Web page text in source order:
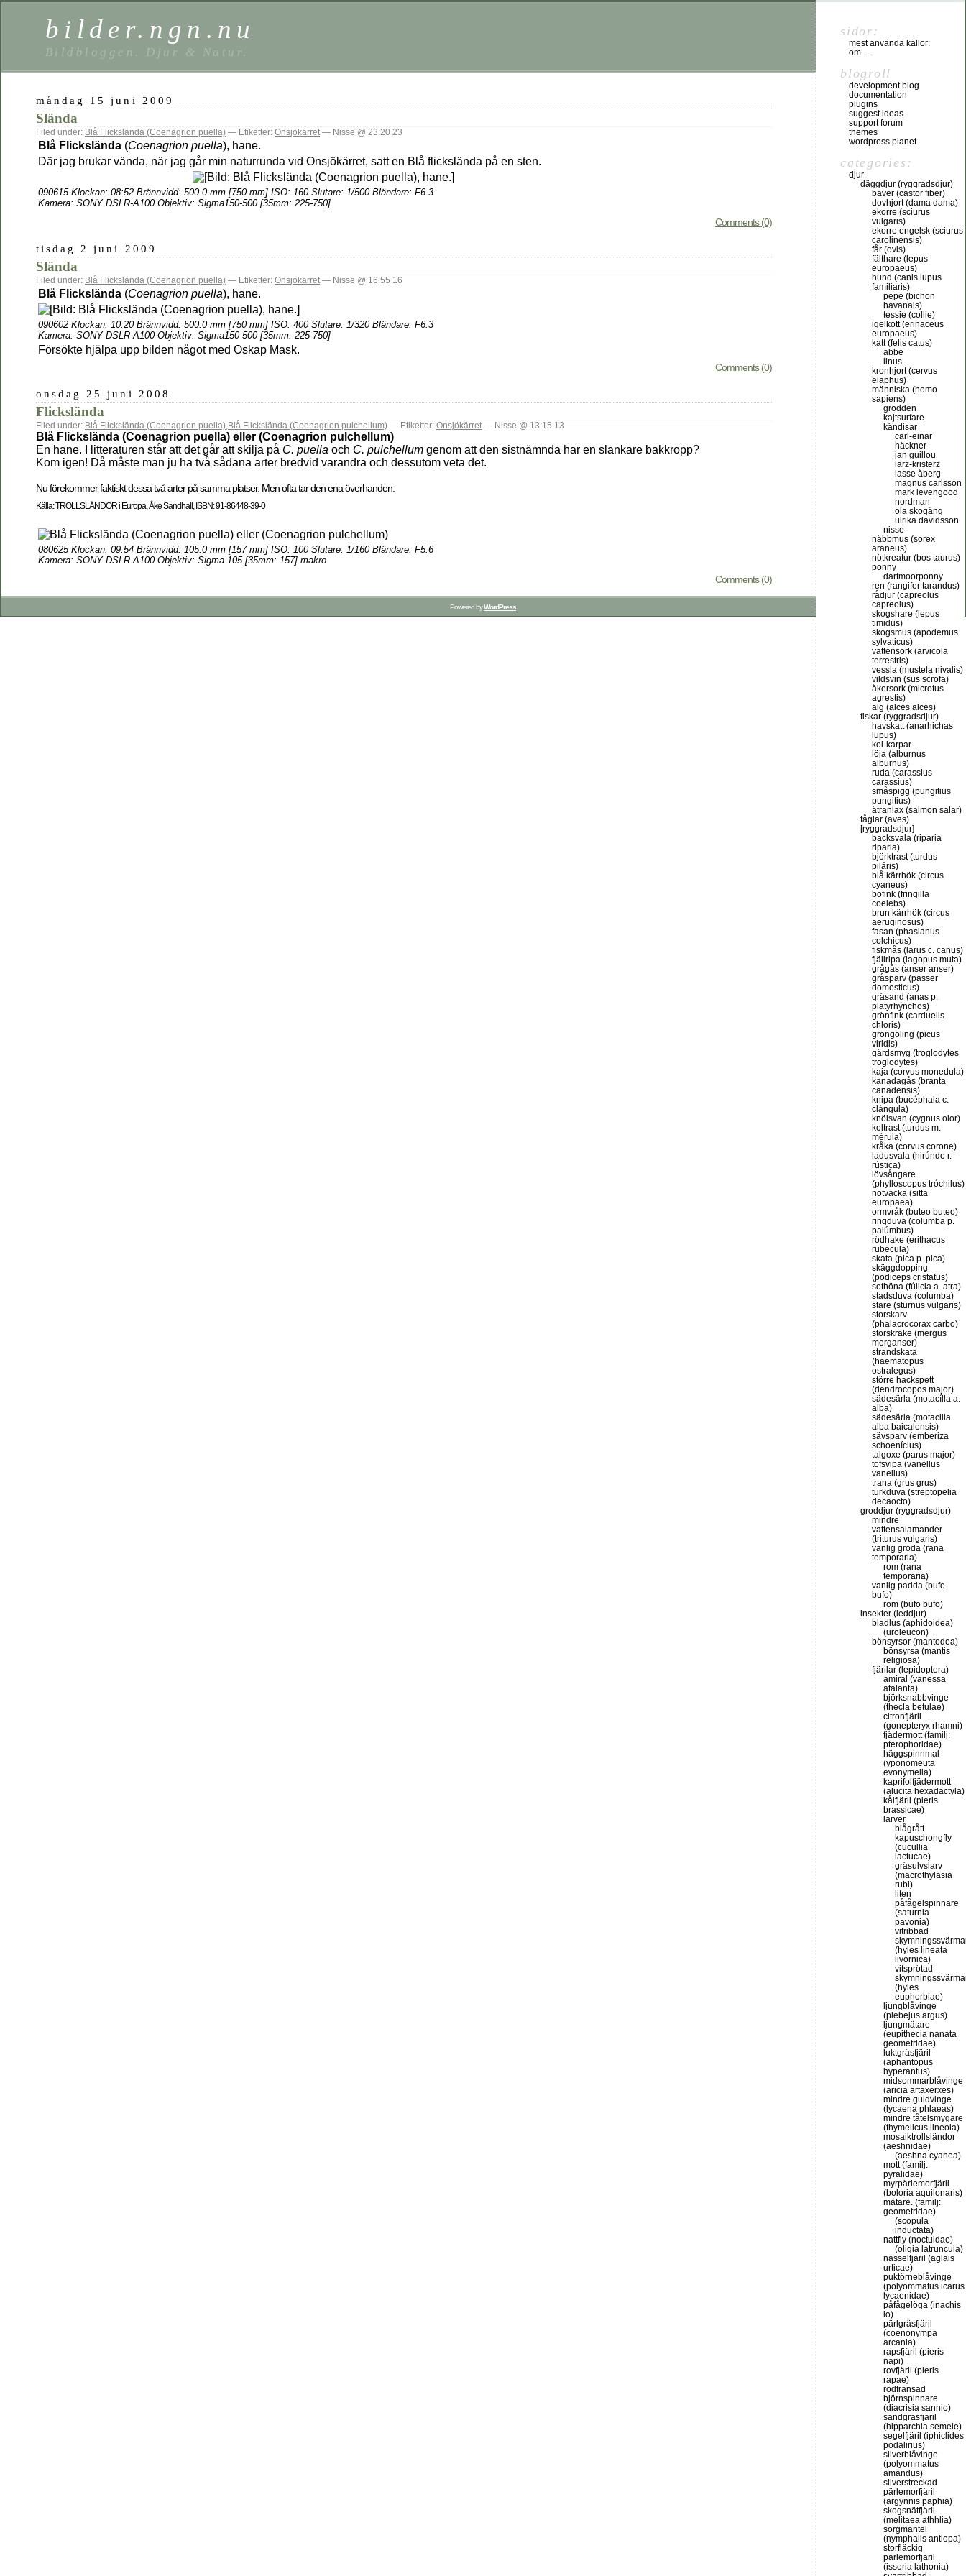
bilder.ngn.nu
Bildbloggen. Djur & Natur.
måndag 15 juni 2009
Slända
Filed under: Blå Flickslända (Coenagrion puella) — Etiketter: Onsjökärret— Nisse @ 23:20 23
Blå Flickslända (Coenagrion puella), hane.
Där jag brukar vända, när jag går min naturrunda vid Onsjökärret, satt en Blå flickslända på en sten.
090615 Klockan: 08:52 Brännvidd: 500.0 mm [750 mm] ISO: 160 Slutare: 1/500 Bländare: F6.3
Kamera: SONY DSLR-A100 Objektiv: Sigma150-500 [35mm: 225-750]
Comments (0)
tisdag 2 juni 2009
Slända
Filed under: Blå Flickslända (Coenagrion puella) — Etiketter: Onsjökärret— Nisse @ 16:55 16
Blå Flickslända (Coenagrion puella), hane.
090602 Klockan: 10:20 Brännvidd: 500.0 mm [750 mm] ISO: 400 Slutare: 1/320 Bländare: F6.3
Kamera: SONY DSLR-A100 Objektiv: Sigma150-500 [35mm: 225-750]
Försökte hjälpa upp bilden något med Oskap Mask.
Comments (0)
onsdag 25 juni 2008
Flickslända
Filed under: Blå Flickslända (Coenagrion puella),Blå Flickslända (Coenagrion pulchellum) — Etiketter: Onsjökärret— Nisse @ 13:15 13
Blå Flickslända (Coenagrion puella) eller (Coenagrion pulchellum)
En hane. I litteraturen står att det går att skilja på C. puella och C. pulchellum genom att den sistnämnda har en slankare bakkropp?
Kom igen! Då måste man ju ha två sådana arter bredvid varandra och dessutom veta det.
Nu förekommer faktiskt dessa två arter på samma platser. Men ofta tar den ena överhanden.
Källa: TROLLSLÄNDOR i Europa, Åke Sandhall, ISBN: 91-86448-39-0
080625 Klockan: 09:54 Brännvidd: 105.0 mm [157 mm] ISO: 100 Slutare: 1/160 Bländare: F5.6
Kamera: SONY DSLR-A100 Objektiv: Sigma 105 [35mm: 157] makro
Comments (0)
sidor:
mest använda källor:
om…
blogroll
development blog
documentation
plugins
suggest ideas
support forum
themes
wordpress planet
categories:
djur
däggdjur (ryggradsdjur)
bäver (castor fiber)
dovhjort (dama dama)
ekorre (sciurus
vulgaris)
ekorre engelsk (sciurus
carolinensis)
får (ovis)
fälthare (lepus
europaeus)
hund (canis lupus
familiaris)
pepe (bichon
havanais)
tessie (collie)
igelkott (erinaceus
europaeus)
katt (felis catus)
abbe
linus
kronhjort (cervus
elaphus)
människa (homo
sapiens)
grodden
kajtsurfare
kändisar
carl-einar
häckner
jan guillou
larz-kristerz
lasse åberg
magnus carlsson
mark levengood
nordman
ola skogäng
ulrika davidsson
nisse
näbbmus (sorex
araneus)
nötkreatur (bos taurus)
ponny
dartmoorponny
ren (rangifer tarandus)
rådjur (capreolus
capreolus)
skogshare (lepus
timidus)
skogsmus (apodemus
sylvaticus)
vattensork (arvicola
terrestris)
vessla (mustela nivalis)
vildsvin (sus scrofa)
åkersork (microtus
agrestis)
älg (alces alces)
fiskar (ryggradsdjur)
havskatt (anarhichas
lupus)
koi-karpar
löja (alburnus
alburnus)
ruda (carassius
carassius)
småspigg (pungitius
pungitius)
ätranlax (salmon salar)
fåglar (aves)
[ryggradsdjur]
backsvala (riparia
riparia)
björktrast (turdus
piláris)
blå kärrhök (circus
cyaneus)
bofink (fringilla
coelebs)
brun kärrhök (circus
aeruginosus)
fasan (phasianus
colchicus)
fiskmås (larus c. canus)
fjällripa (lagopus muta)
grågås (anser anser)
gråsparv (passer
domesticus)
gräsand (anas p.
platyrhýnchos)
grönfink (carduelis
chloris)
gröngöling (picus
viridis)
gärdsmyg (troglodytes
troglodytes)
kaja (corvus monedula)
kanadagås (branta
canadensis)
knipa (bucéphala c.
clángula)
knölsvan (cygnus olor)
koltrast (turdus m.
mérula)
kråka (corvus corone)
ladusvala (hirúndo r.
rústica)
lövsångare
(phylloscopus tróchilus)
nötväcka (sitta
europaea)
ormvråk (buteo buteo)
ringduva (columba p.
palúmbus)
rödhake (erithacus
rubecula)
skata (pica p. pica)
skäggdopping
(podiceps cristatus)
sothöna (fúlicia a. atra)
stadsduva (columba)
stare (sturnus vulgaris)
storskarv
(phalacrocorax carbo)
storskrake (mergus
merganser)
strandskata
(haematopus
ostralegus)
större hackspett
(dendrocopos major)
sädesärla (motacílla a.
alba)
sädesärla (motacilla
alba baicalensis)
sävsparv (emberiza
schoeníclus)
talgoxe (parus major)
tofsvipa (vanellus
vanellus)
trana (grus grus)
turkduva (streptopelia
decaocto)
groddjur (ryggradsdjur)
mindre
vattensalamander
(triturus vulgaris)
vanlig groda (rana
temporaria)
rom (rana
temporaria)
vanlig padda (bufo
bufo)
rom (bufo bufo)
insekter (leddjur)
bladlus (aphidoidea)
(uroleucon)
bönsyrsor (mantodea)
bönsyrsa (mantis
religiosa)
fjärilar (lepidoptera)
amiral (vanessa
atalanta)
björksnabbvinge
(thecla betulae)
citronfjäril
(gonepteryx rhamni)
fjädermott (familj:
pterophoridae)
häggspinnmal
(yponomeuta
evonymella)
kaprifolfjädermott
(alucita hexadactyla)
kålfjäril (pieris
brassicae)
larver
blågrått
kapuschongfly
(cucullia
lactucae)
gräsulvslarv
(macrothylasia
rubi)
liten
påfågelspinnare
(saturnia
pavonia)
vitribbad
(hyles lineata
livornica)
vitsprötad
(hyles
euphorbiae)
ljungblåvinge
(plebejus argus)
ljungmätare
(eupithecia nanata
geometridae)
luktgräsfjäril
(aphantopus
hyperantus)
midsommarblåvinge
(aricia artaxerxes)
mindre guldvinge
(lycaena phlaeas)
mindre tåtelsmygare
(thymelicus lineola)
mosaiktrollsländor
(aeshnidae)
(aeshna cyanea)
mott (familj:
pyralidae)
myrpärlemorfjäril
(boloria aquilonaris)
mätare. (familj:
geometridae)
(scopula
inductata)
nattfly (noctuidae)
(oligia latruncula)
nässelfjäril (aglais
urticae)
puktörneblåvinge
(polyommatus icarus
lycaenidae)
påfågelöga (inachis
io)
pärlgräsfjäril
(coenonympa
arcania)
rapsfjäril (pieris
napi)
rovfjäril (pieris
rapae)
rödfransad
björnspinnare
(diacrisia sannio)
sandgräsfjäril
(hipparchia semele)
segelfjäril (iphiclides
podalirius)
silverblåvinge
(polyommatus
amandus)
silverstreckad
pärlemorfjäril
(argynnis paphia)
skogsnätfjäril
(melitaea athhlia)
sorgmantel
(nymphalis antiopa)
storfläckig
pärlemorfjäril
(issoria lathonia)
Powered byWordPress